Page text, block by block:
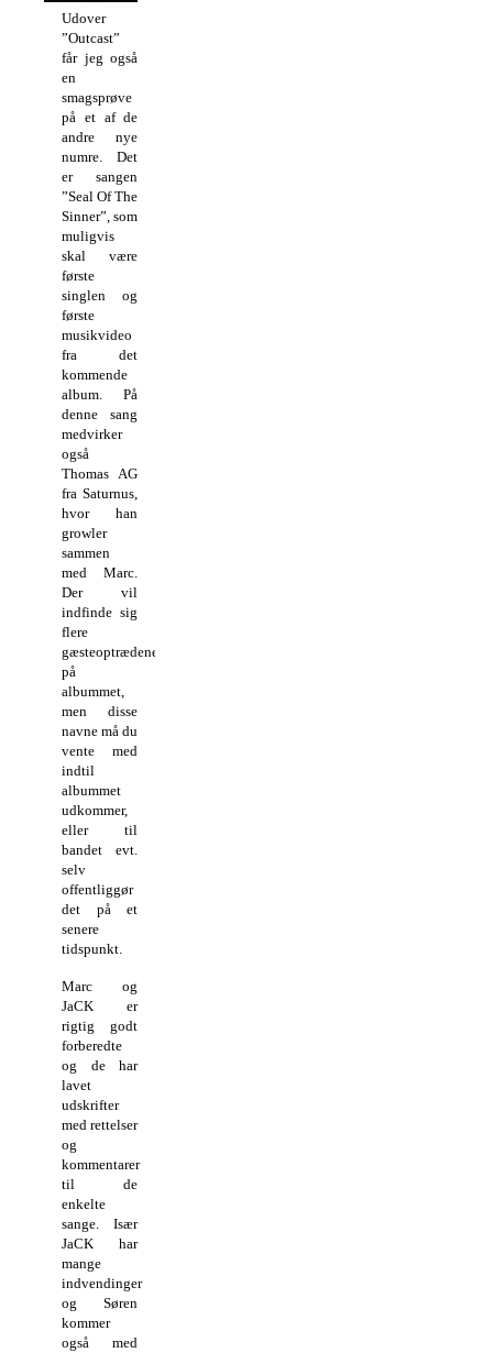
Udover
”Outcast”
får jeg også
en
smagsprøve
på et af de
andre nye
numre. Det
er sangen
”Seal Of The
Sinner”, som
muligvis
skal være
første
singlen og
første
musikvideo
fra det
kommende
album. På
denne sang
medvirker
også
Thomas AG
fra Saturnus,
hvor han
growler
sammen
med Marc.
Der vil
indfinde sig
flere
gæsteoptrædener
på
albummet,
men disse
navne må du
vente med
indtil
albummet
udkommer,
eller til
bandet evt.
selv
offentliggør
det på et
senere
tidspunkt.
Marc og
JaCK er
rigtig godt
forberedte
og de har
lavet
udskrifter
med rettelser
og
kommentarer
til de
enkelte
sange. Især
JaCK har
mange
indvendinger
og Søren
kommer
også med